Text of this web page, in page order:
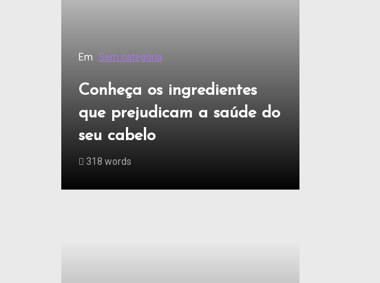
Em Sem categoria
Conheça os ingredientes
que prejudicam a saúde do
seu cabelo
318 words